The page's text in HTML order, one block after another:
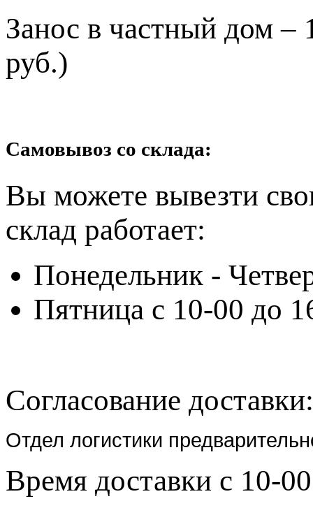
Занос в частный дом –
руб.)
Самовывоз со склада:
Вы можете вывезти
склад работает:
Понедельник -
Пятница с 10-00 до
Согласование доставки:
Отдел логистики
Время доставки с 10-